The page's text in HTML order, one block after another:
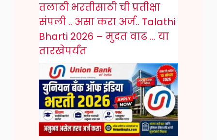
तलाठी भरतीसाठी ची प्रतीक्षा
संपली .. असा करा अर्ज.. Talathi
Bharti 2026 – मुदत वाढ … या
तारखेपर्यंत